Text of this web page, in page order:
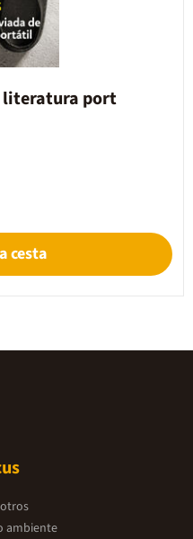
literatura port
cesta
ambiente